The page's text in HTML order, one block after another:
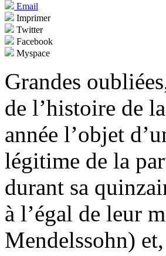
Email
Imprimer
Twitter
Facebook
Myspace
Grandes
de l’histoire de
année l’objet
légitime de la
durant sa
à l’égal de leur
Mendelssohn)